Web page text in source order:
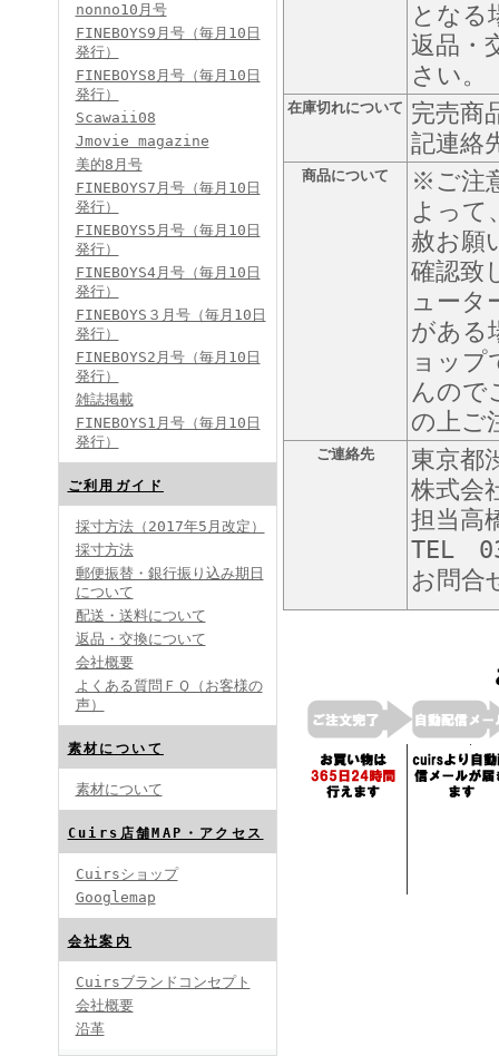
2024分バックナンバー
2023分バックナンバー
2022年分バックナンバー
2019年分バックナンバー
2018年分バックナンバー
2017年分バックナンバー
2016年分バックナンバー
2014年分バックナンバー
nonno10月号
FINEBOYS9月号（毎月10日
発行）
FINEBOYS8月号（毎月10日
発行）
Scawaii08
Jmovie magazine
美的8月号
FINEBOYS7月号（毎月10日
発行）
FINEBOYS5月号（毎月10日
発行）
FINEBOYS4月号（毎月10日
発行）
FINEBOYS３月号（毎月10日
発行）
FINEBOYS2月号（毎月10日
発行）
雑誌掲載
FINEBOYS1月号（毎月10日
発行）
ご利用ガイド
採寸方法（2017年5月改定）
採寸方法
郵便振替・銀行振り込み期日
について
配送・送料について
返品・交換について
会社概要
よくある質問ＦＱ（お客様の
声）
素材について
素材について
Cuirs店舗MAP・アクセス
Cuirsショップ
Googlemap
会社案内
Cuirsブランドコンセプト
会社概要
沿革
となる
返品・
さい。
在庫切れについて 完売商
記連絡
商品について
※ご注
よって
赦お願
確認致
ュータ
がある
ョップ
んので
の上ご
ご連絡先
東京都
株式会
担当高
TEL
お問合